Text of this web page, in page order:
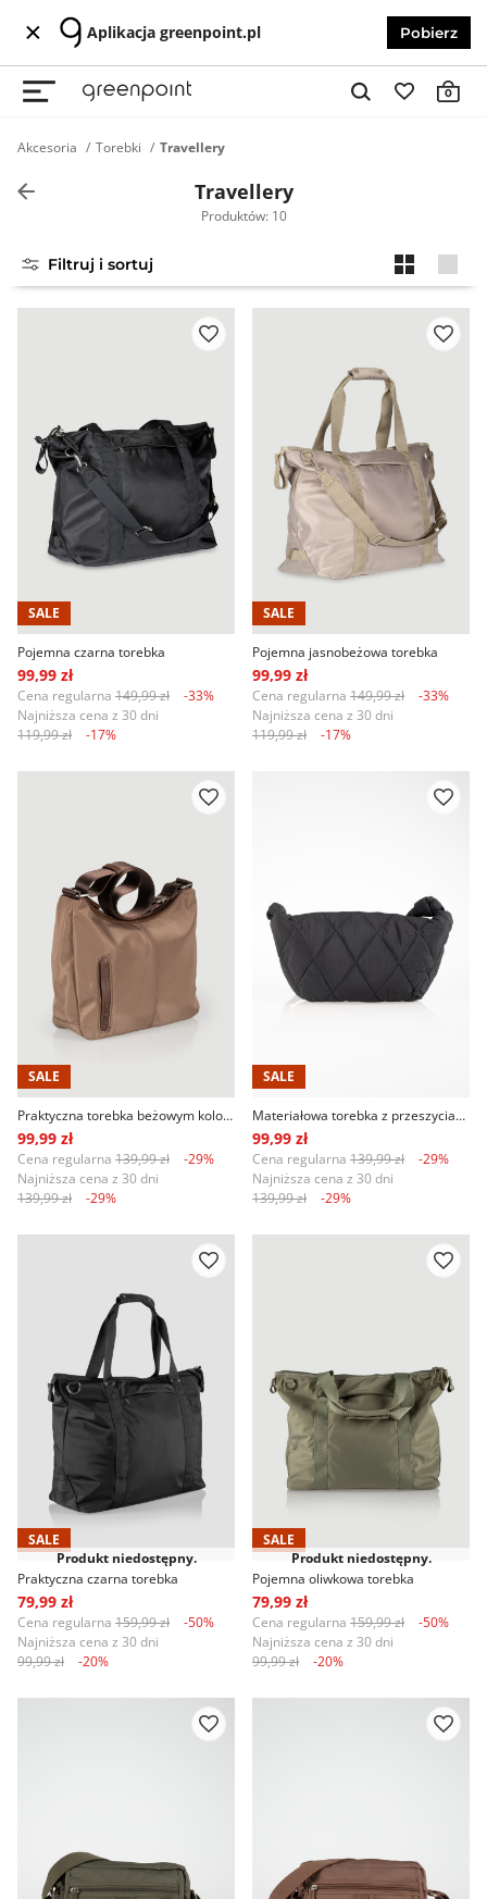
Aplikacja greenpoint.pl Pobierz
0
Akcesoria Torebki Travellery
Travellery
Produktów: 10
Filtruj i sortuj
SALE
Pojemna czarna torebka
99,99 zł
Cena regularna 149,99 zł
-33%
Najniższa cena z 30 dni
119,99 zł
-17%
SALE
Pojemna jasnobeżowa torebka
99,99 zł
Cena regularna 149,99 zł
-33%
Najniższa cena z 30 dni
119,99 zł
-17%
SALE
Praktyczna torebka beżowym kolorze
99,99 zł
Cena regularna 139,99 zł
-29%
Najniższa cena z 30 dni
139,99 zł
-29%
SALE
Materiałowa torebka z przeszyciami czarna
99,99 zł
Cena regularna 139,99 zł
-29%
Najniższa cena z 30 dni
139,99 zł
-29%
SALE
Produkt niedostępny.
Praktyczna czarna torebka
79,99 zł
Cena regularna 159,99 zł
-50%
Najniższa cena z 30 dni
99,99 zł
-20%
SALE
Produkt niedostępny.
Pojemna oliwkowa torebka
79,99 zł
Cena regularna 159,99 zł
-50%
Najniższa cena z 30 dni
99,99 zł
-20%